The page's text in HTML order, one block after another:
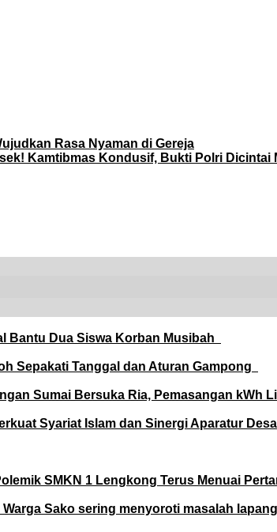
Rasa Nyaman di Gereja
Kamtibmas Kondusif, Bukti Polri Dicintai
Bantu Dua Siswa Korban Musibah
Sepakati Tanggal dan Aturan Gampong
Sumai Bersuka Ria, Pemasangan kWh
Syariat Islam dan Sinergi Aparatur Desa
SMKN 1 Lengkong Terus Menuai
Sako sering menyoroti masalah